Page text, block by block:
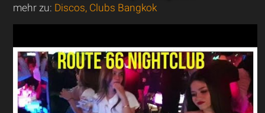
mehr zu: Discos, Clubs Bangkok